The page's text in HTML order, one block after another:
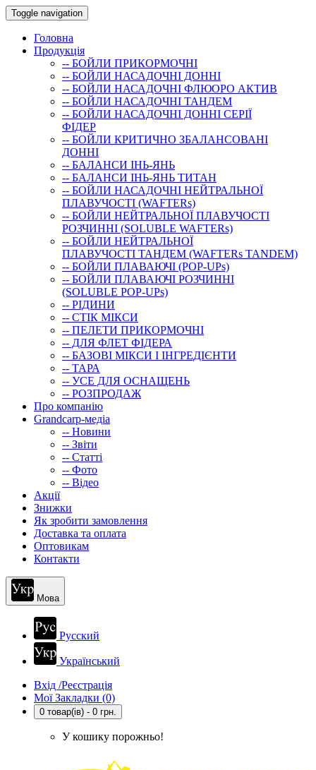
Toggle navigation
Головна
Продукція
-- БОЙЛИ ПРИКОРМОЧНI
-- БОЙЛИ НАСАДОЧНI ДОННI
-- БОЙЛИ НАСАДОЧНІ ФЛЮОРО АКТИВ
-- БОЙЛИ НАСАДОЧНІ ТАНДЕМ
-- БОЙЛИ НАСАДОЧНI ДОННI СЕРIÏ
ФIДЕР
-- БОЙЛИ КРИТИЧНО ЗБАЛАНСОВАНІ
ДОННІ
-- БАЛАНСИ ІНЬ-ЯНЬ
-- БАЛАНСИ ІНЬ-ЯНЬ ТИТАН
-- БОЙЛИ НАСАДОЧНI НЕЙТРАЛЬНОÏ
ПЛАВУЧОСТI (WAFTERs)
-- БОЙЛИ НЕЙТРАЛЬНОЇ ПЛАВУЧОСТІ
РОЗЧИННІ (SOLUBLE WAFTERs)
-- БОЙЛИ НЕЙТРАЛЬНОЇ
ПЛАВУЧОСТІ ТАНДЕМ (WAFTERs TANDEM)
-- БОЙЛИ ПЛАВАЮЧІ (POP-UPs)
-- БОЙЛИ ПЛАВАЮЧI РОЗЧИННI
(SOLUBLE POP-UPs)
-- РIДИНИ
-- СТIК МIКСИ
-- ПЕЛЕТИ ПРИКОРМОЧНІ
-- ДЛЯ ФЛЕТ ФІДЕРА
-- БАЗОВІ МІКСИ І ІНГРЕДІЄНТИ
-- ТАРА
-- УСЕ ДЛЯ ОСНАЩЕНЬ
-- РОЗПРОДАЖ
Про компанію
Grandcarp-медіа
-- Новини
-- Звіти
-- Статті
-- Фото
-- Відео
Акції
Знижки
Як зробити замовлення
Доставка та оплата
Оптовикам
Контакти
Мова
Русский
Український
Вхід /Реєстрація
Мої Закладки (0)
0 товар(ів) - 0 грн.
У кошику порожньо!